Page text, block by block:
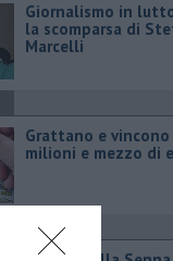
Giornalismo in
la scomparsa di
Marcelli
Grattano e vincono
milioni e mezzo di